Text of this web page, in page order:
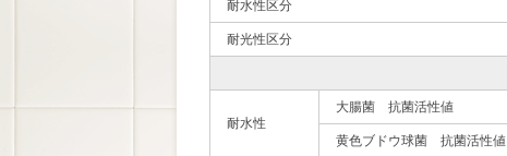
耐水性区分
耐光性区分
耐水性
大腸菌 抗菌活性値
黄色ブドウ球菌 抗菌活性値